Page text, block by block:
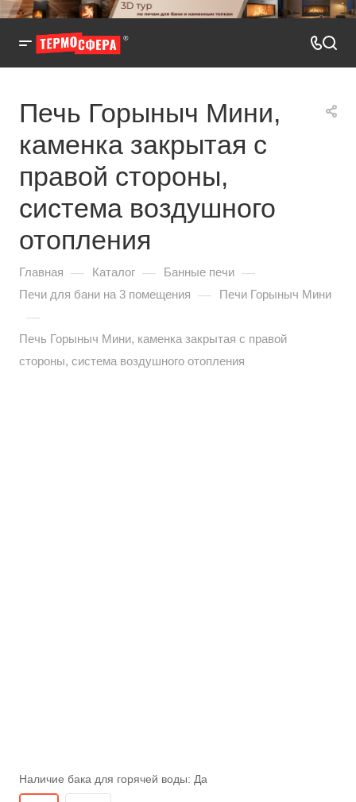
Печь Горыныч Мини,
каменка закрытая с
правой стороны,
система воздушного
отопления
Главная — Каталог — Банные печи —
Печи для бани на 3 помещения — Печи Горыныч Мини
—
Печь Горыныч Мини, каменка закрытая с правой
стороны, система воздушного отопления
Наличие бака для горячей воды: Да